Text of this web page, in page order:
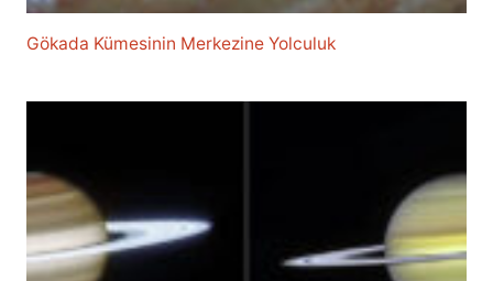
Gökada Kümesinin Merkezine Yolculuk